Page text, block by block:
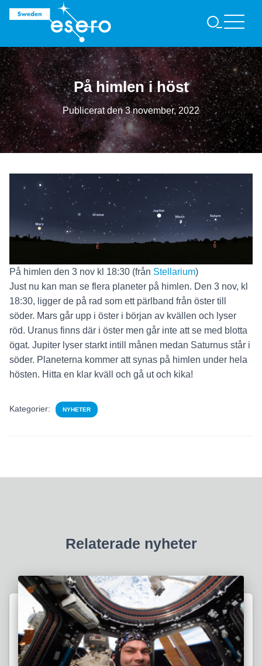
S
K
På himlen i höst
Publicerat den3 november, 2022
På himlen den 3 nov kl 18:30 (från Stellarium)
Just nu kan man se flera planeter på himlen. Den 3 nov, kl
18:30, ligger de på rad som ett pärlband från öster till
söder. Mars går upp i öster i början av kvällen och lyser
röd. Uranus finns där i öster men går inte att se med blotta
ögat. Jupiter lyser starkt intill månen medan Saturnus står i
söder. Planeterna kommer att synas på himlen under hela
hösten. Hitta en klar kväll och gå ut och kika!
Kategorier: NYHETER
Relaterade nyheter